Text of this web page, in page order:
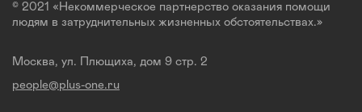
© 2021 «Некоммерческое партнерство оказания помощи
людям в затруднительных жизненных обстоятельствах.»
Москва, ул. Плющиха, дом 9 стр. 2
people@plus-one.ru